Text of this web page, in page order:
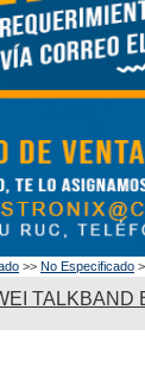
>> No Especificado
TALKBAND